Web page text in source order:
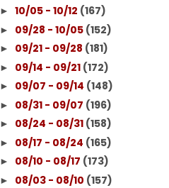
►10/05 - 10/12 (167)
► 09/28 - 10/05 (152)
► 09/21 - 09/28 (181)
► 09/14 - 09/21 (172)
► 09/07 - 09/14 (148)
► 08/31 - 09/07 (196)
► 08/24 - 08/31 (158)
► 08/17 - 08/24 (165)
► 08/10 - 08/17 (173)
► 08/03 - 08/10 (157)